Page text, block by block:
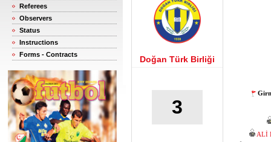
Referees
Observers
Status
Instructions
Forms - Contracts
Doğan Türk Birliği
3
ALİ